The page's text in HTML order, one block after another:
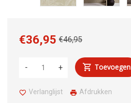
€46,95
€36,95
+
- Toevoegen
Verlanglijst Afdrukken